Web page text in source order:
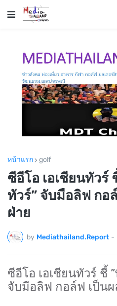
หน้าแรก golf
ซีอีโอ เอเชียนทัวร์
ทัวร์” จับมือลิฟ กอ
ฝ่าย
by Mediathailand.Report -
ซีอีโอ เอเชียนทัวร์ ชี้
จับมือลิฟ กอล์ฟ เป็น